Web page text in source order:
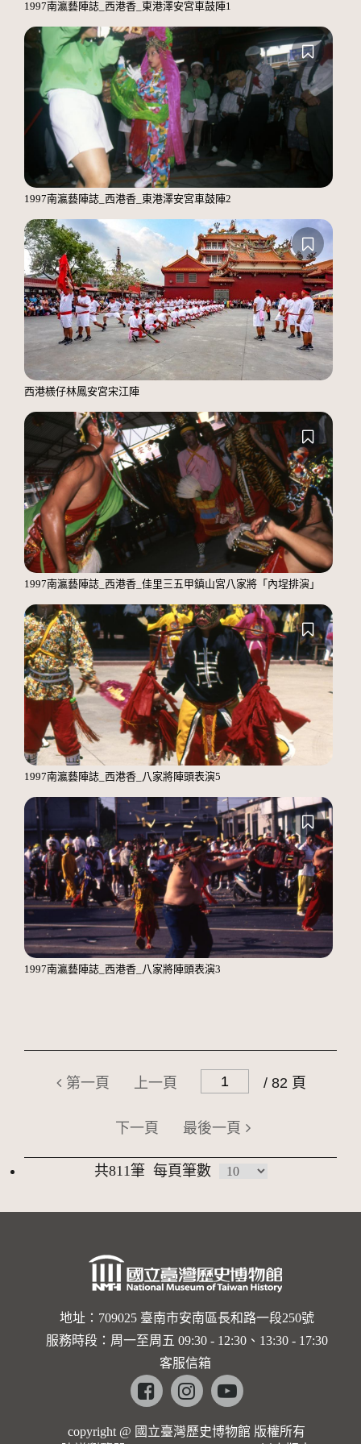
1997南瀛藝陣誌_西港香_東港澤安宮車鼓陣1
1997南瀛藝陣誌_西港香_東港澤安宮車鼓陣2
西港檨仔林鳳安宮宋江陣
1997南瀛藝陣誌_西港香_佳里三五甲鎮山宮八家將「內埕排演」
1997南瀛藝陣誌_西港香_八家將陣頭表演5
1997南瀛藝陣誌_西港香_八家將陣頭表演3
第一頁 上一頁 / 82 頁
下一頁 最後一頁
共811筆 每頁筆數
地址：709025 臺南市安南區長和路一段250號
服務時段：周一至周五 09:30 - 12:30、13:30 - 17:30
客服信箱
Facebookinstagramyoutube
copyright @ 國立臺灣歷史博物館 版權所有